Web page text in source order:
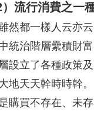
流行消費之一
然都一樣人云亦
統治階層纍積財
設立了各種政策
地天天幹時時幹。
購買不存在、未